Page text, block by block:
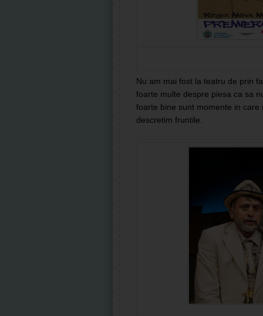
Nu am mai fost la teatru de prin
foarte multe despre piesa ca sa
foarte bine sunt momente in
descretim fruntile.